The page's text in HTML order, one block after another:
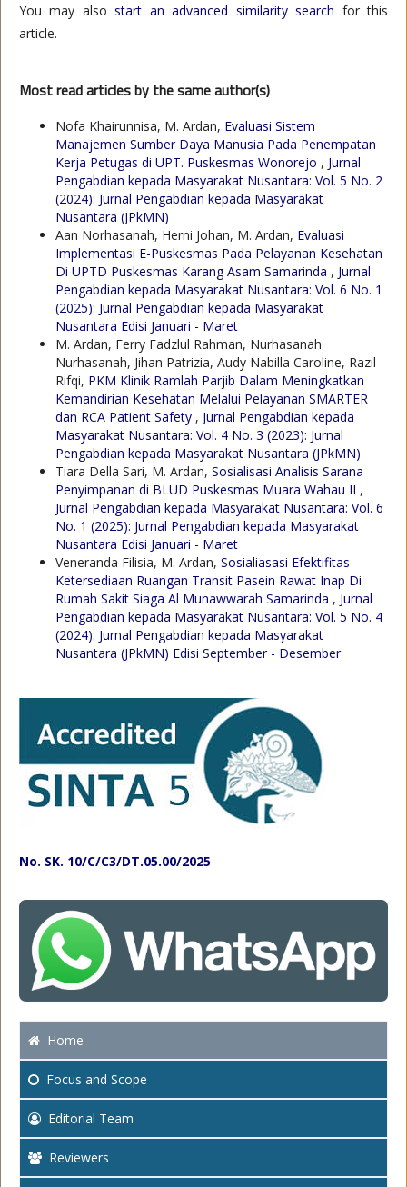
You may alsostart an advanced similarity search for this
article.
Most read articles by the same author(s)
Nofa Khairunnisa, M. Ardan, Evaluasi Sistem
Manajemen Sumber Daya Manusia Pada Penempatan
Kerja Petugas di UPT. Puskesmas Wonorejo , Jurnal
Pengabdian kepada Masyarakat Nusantara: Vol. 5 No. 2
(2024): Jurnal Pengabdian kepada Masyarakat
Nusantara (JPkMN)
Aan Norhasanah, Herni Johan, M. Ardan, Evaluasi
Implementasi E-Puskesmas Pada Pelayanan Kesehatan
Di UPTD Puskesmas Karang Asam Samarinda , Jurnal
Pengabdian kepada Masyarakat Nusantara: Vol. 6 No. 1
(2025): Jurnal Pengabdian kepada Masyarakat
Nusantara Edisi Januari - Maret
M. Ardan, Ferry Fadzlul Rahman, Nurhasanah
Nurhasanah, Jihan Patrizia, Audy Nabilla Caroline, Razil
Rifqi, PKM Klinik Ramlah Parjib Dalam Meningkatkan
Kemandirian Kesehatan Melalui Pelayanan SMARTER
dan RCA Patient Safety , Jurnal Pengabdian kepada
Masyarakat Nusantara: Vol. 4 No. 3 (2023): Jurnal
Pengabdian kepada Masyarakat Nusantara (JPkMN)
Tiara Della Sari, M. Ardan, Sosialisasi Analisis Sarana
Penyimpanan di BLUD Puskesmas Muara Wahau II ,
Jurnal Pengabdian kepada Masyarakat Nusantara: Vol. 6
No. 1 (2025): Jurnal Pengabdian kepada Masyarakat
Nusantara Edisi Januari - Maret
Veneranda Filisia, M. Ardan, Sosialiasasi Efektifitas
Ketersediaan Ruangan Transit Pasein Rawat Inap Di
Rumah Sakit Siaga Al Munawwarah Samarinda , Jurnal
Pengabdian kepada Masyarakat Nusantara: Vol. 5 No. 4
(2024): Jurnal Pengabdian kepada Masyarakat
Nusantara (JPkMN) Edisi September - Desember
No. SK. 10/C/C3/DT.05.00/2025
Home
Focus and Scope
Editorial Team
Reviewers